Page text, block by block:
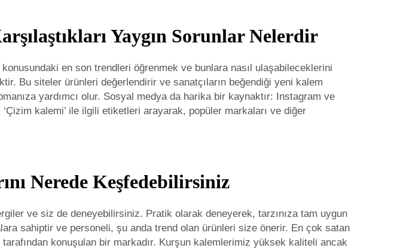
Yaygın Sorunlar Nelerdir
en son trendleri öğrenmek ve bunlara nasıl ulaşabileceklerini
Bu siteler ürünleri değerlendirir ve sanatçıların beğendiği yeni kalem
yardımcı olur. Sosyal medya da harika bir kaynaktır: Instagram ve
kalemi’ ile ilgili etiketleri arayarak, popüler markaları ve diğer
Nerede Keşfedebilirsiniz
ve siz de deneyebilirsiniz. Pratik olarak deneyerek, tarzınıza tam uygun
sahiptir ve personeli, şu anda trend olan ürünleri size önerir. En çok satan
konuşulan bir markadır. Kurşun kalemlerimiz yüksek kaliteli ancak